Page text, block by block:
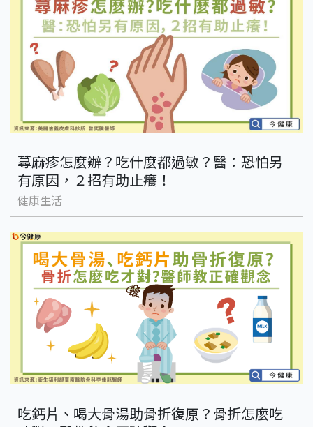
蕁麻疹怎麼辦？吃什麼都過敏？醫：恐怕另
有原因，２招有助止癢！
健康生活
吃鈣片、喝大骨湯助骨折復原？骨折怎麼吃